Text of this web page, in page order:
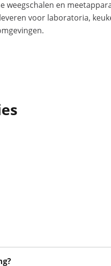
weegschalen en
voor laboratoria,